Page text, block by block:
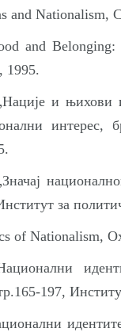
and Nationalism,
and Belonging:
1995.
и њихови
интерес,
за
of Nationalism,
197,